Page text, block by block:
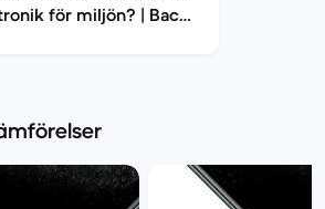
för miljön? | Back